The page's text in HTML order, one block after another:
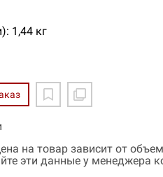
1,44 кг
на товар зависит от
эти данные у менеджера